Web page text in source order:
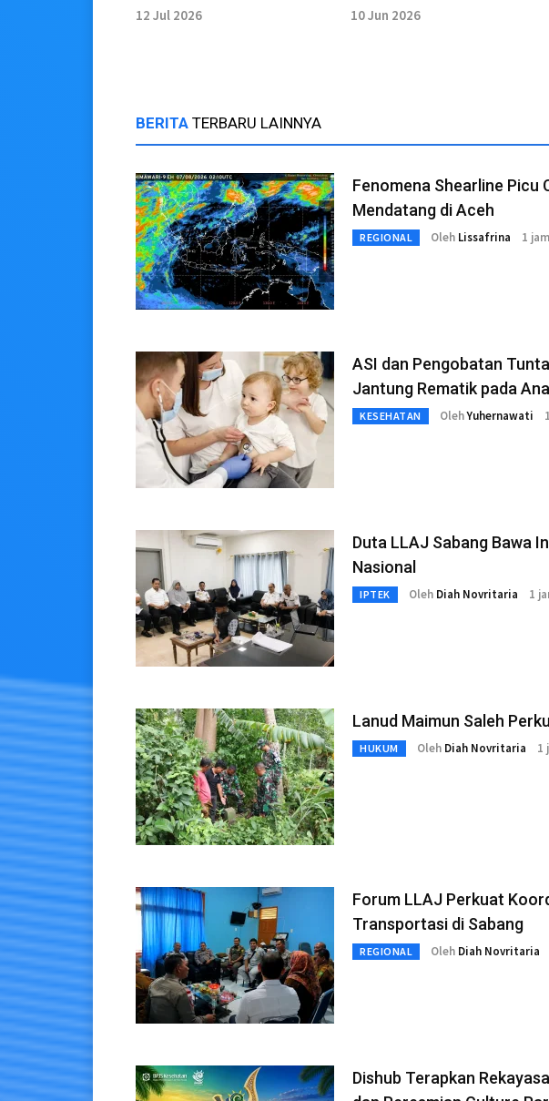
Ambil Barang Bukti
12 Jul 2026
Guskamla
10 Jun 2026
BERITA TERBARU LAINNYA
Fenomena Shearline Picu
Mendatang di Aceh
REGIONAL Oleh Lissafrina 1
ASI dan Pengobatan
Jantung Rematik pada
KESEHATAN OlehYuhernawati
Duta LLAJ Sabang Bawa
Nasional
IPTEK Oleh Diah Novritaria 1
Lanud Maimun Saleh
HUKUM Oleh Diah Novritaria 1
Forum LLAJ Perkuat
Transportasi di Sabang
REGIONAL Oleh Diah Novritaria
Dishub Terapkan